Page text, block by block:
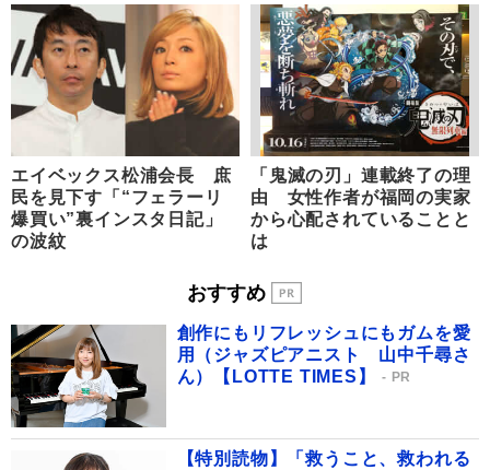
エイベックス松浦会長 庶
民を見下す「“フェラーリ
爆買い”裏インスタ日記」
の波紋
「鬼滅の刃」連載終了の理
由 女性作者が福岡の実家
から心配されていることと
は
おすすめ
創作にもリフレッシュにもガムを愛
用（ジャズピアニスト 山中千尋さ
ん）【LOTTE TIMES】
PR
【特別読物】「救うこと、救われる